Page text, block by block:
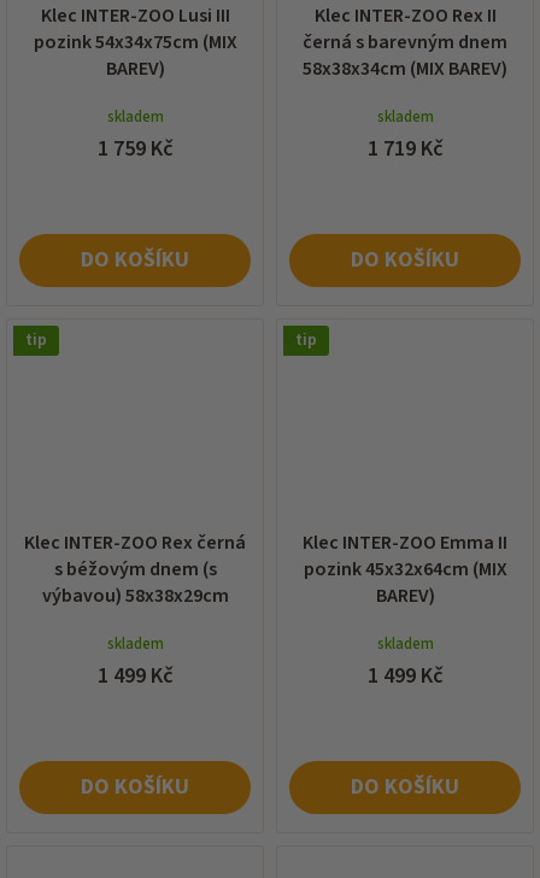
Klec INTER-ZOO Lusi III
pozink 54x34x75cm (MIX
BAREV)
skladem
1 759 Kč
DO KOŠÍKU
Klec INTER-ZOO Rex II
černá s barevným dnem
58x38x34cm (MIX BAREV)
skladem
1 719 Kč
DO KOŠÍKU
tip
Klec INTER-ZOO Rex černá
s béžovým dnem (s
výbavou) 58x38x29cm
skladem
1 499 Kč
DO KOŠÍKU
tip
Klec INTER-ZOO Emma II
pozink 45x32x64cm (MIX
BAREV)
skladem
1 499 Kč
DO KOŠÍKU